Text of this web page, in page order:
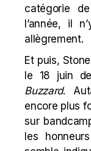
catégorie
l’année, il
allègrement.
Et puis,
le 18 juin
Buzzard.
encore plus
sur
les